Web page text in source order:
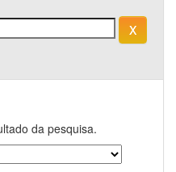
da pesquisa.